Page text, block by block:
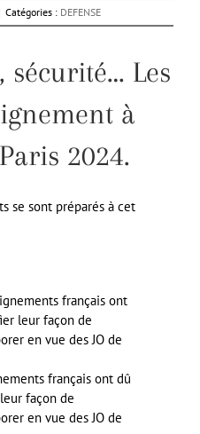
Catégories : DEFENSE
sécurité… Les
à
2024.
se sont préparés à cet
français ont dû
façon de
en vue des JO de